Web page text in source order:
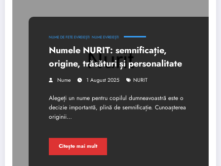
NUME DE FETE EVREIEȘTI NUME EVREIEȘTI
Numele NURIT: semnificație,
origine, trăsături și personalitate
Nume 1 August 2025 NURIT
Alegeți un nume pentru copilul dumneavoastră este o
decizie importantă, plină de semnificație. Cunoașterea
originii…
Citește mai mult